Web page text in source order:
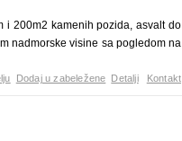
i 200m2 kamenih pozida, asvalt do
nadmorske visine sa pogledom na
Dodaj u zabeležene Detalji Kontakt